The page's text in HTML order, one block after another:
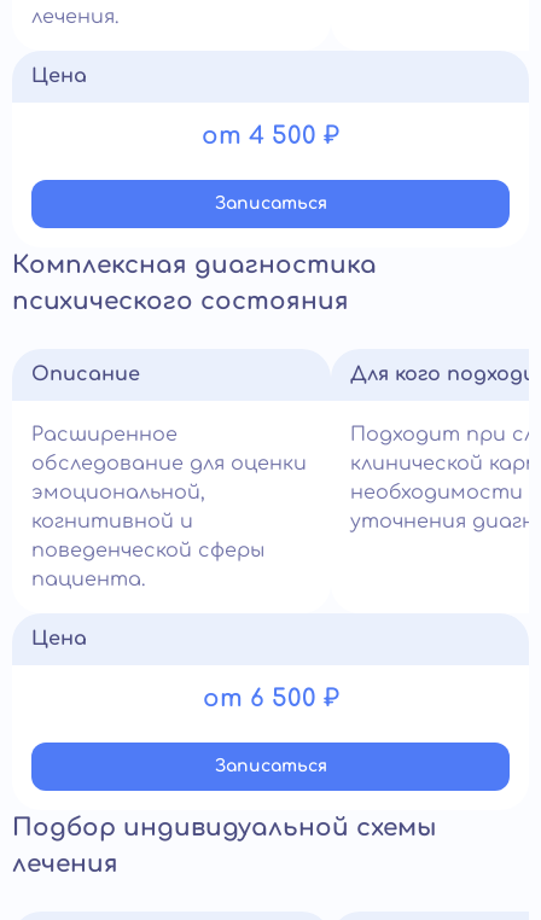
лечения.
Цена
от 4 500 ₽
Записатьcя
Комплексная диагностика
психического состояния
Описание
Расширенное
обследование для оценки
эмоциональной,
когнитивной и
поведенческой сферы
пациента.
Для кого
Подходит при
клинической
необходимости
уточнения
Цена
от 6 500 ₽
Записатьcя
Подбор индивидуальной схемы
лечения